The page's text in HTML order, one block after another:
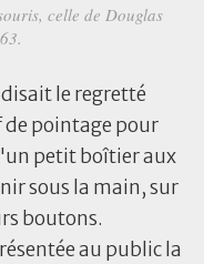
celle de Douglas
le regretté
de pointage pour
petit boîtier aux
sous la main, sur
boutons.
au public la